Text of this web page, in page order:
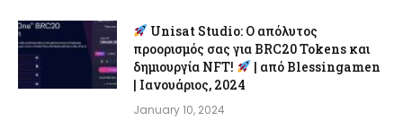
Unisat Studio: Ο απόλυτος
προορισμός σας για BRC20 Tokens και
δημιουργία NFT!
| από Blessingamen
| Ιανουάριος, 2024
January 10, 2024